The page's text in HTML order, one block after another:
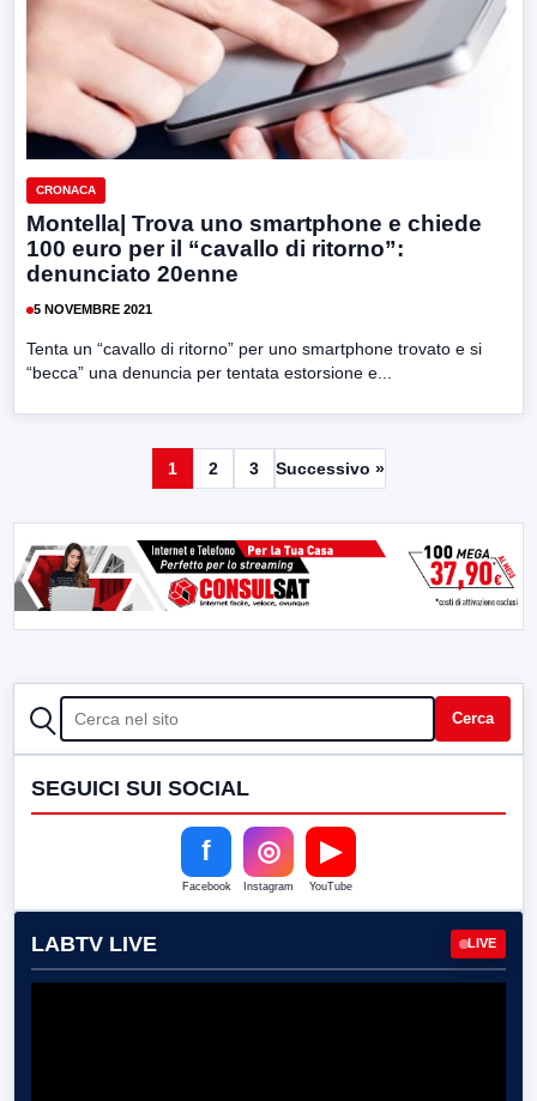
CRONACA
Montella| Trova uno smartphone e chiede
100 euro per il “cavallo di ritorno”:
denunciato 20enne
5 NOVEMBRE 2021
Tenta un “cavallo di ritorno” per uno smartphone trovato e si
“becca” una denuncia per tentata estorsione e...
1 2 3 Successivo »
CERCA Cerca
SEGUICI SUI SOCIAL
f
Facebook
◎
Instagram
▶
YouTube
LABTV LIVE LIVE